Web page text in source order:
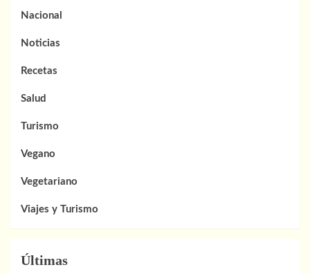
Nacional
Noticias
Recetas
Salud
Turismo
Vegano
Vegetariano
Viajes y Turismo
Últimas